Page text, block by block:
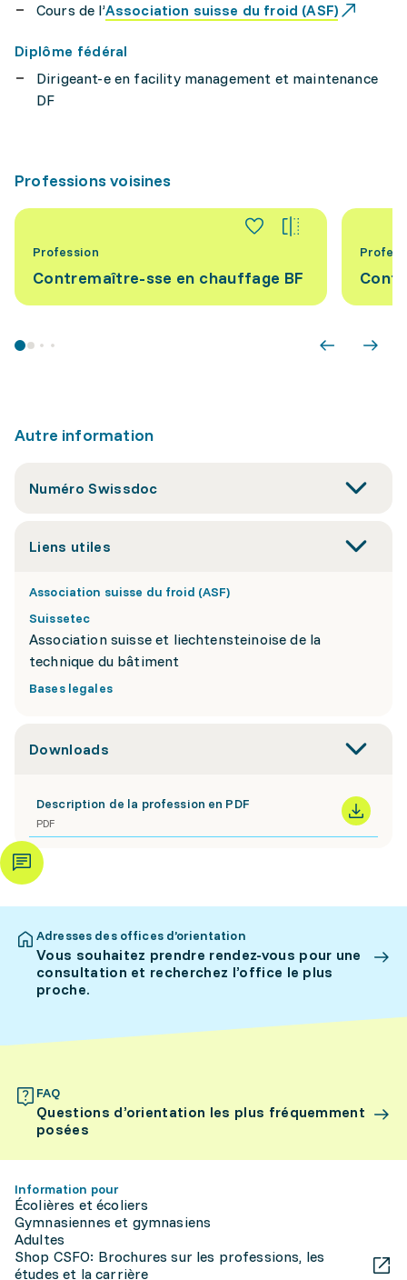
Cours de l’Association suisse du froid (ASF)
Diplôme fédéral
Dirigeant-e en facility management et maintenance
DF
Professions voisines
Profession
Contremaître-sse en chauffage BF
Autre information
Numéro Swissdoc
Liens utiles
Association suisse du froid (ASF)
Suissetec
Association suisse et liechtensteinoise de la
technique du bâtiment
Bases legales
Downloads
Description de la profession en PDF
PDF
Adresses des offices d’orientation
Vous souhaitez prendre rendez-vous pour une
consultation et recherchez l’office le plus
proche.
FAQ
Questions d’orientation les plus fréquemment
posées
Information pour
Écolières et écoliers
Gymnasiennes et gymnasiens
Adultes
Shop CSFO: Brochures sur les professions, les
études et la carrière